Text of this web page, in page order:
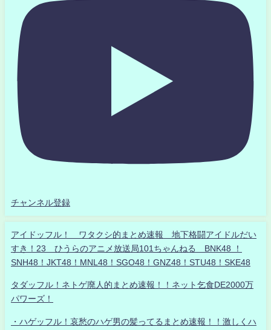
チャンネル登録
アイドッフル！ ワタクシ的まとめ速報 地下格闘アイドルだい
すき！23 ひうらのアニメ放送局101ちゃんねる BNK48 ！
SNH48！JKT48！MNL48！SGO48！GNZ48！STU48！SKE48
タダッフル！ネトゲ廃人的まとめ速報！！ネット乞食DE2000万
パワーズ！
・ハゲッフル！哀愁のハゲ男の髪ってるまとめ速報！！激しくハ